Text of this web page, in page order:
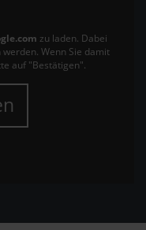
zu laden. Dabei
Wenn Sie damit
auf "Bestätigen".